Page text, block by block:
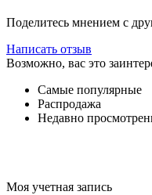
Поделитесь мнением с
Написать отзыв
Возможно, вас это
Самые популярные
Распродажа
Недавно
Моя учетная запись